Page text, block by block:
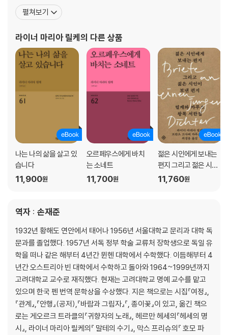
군인이었으나 병으로 퇴역하여 철도회사에 근무하였다. 릴케의 어머
니는 릴케의 이름을 프랑스식으로 르네Rene라 짓고, 여섯 살까지 딸
았다. 열한 살에 육군사관학교에 들어가지
펼쳐보기
라이너 마리아 릴케 의 다른 상품
나는 나의 삶을 살고 있
습니다
11,900원
오르페우스에게 바치
는 소네트
11,700원
젊은 시인에게 보내는
편지 그리고 젊은 시인
이 보낸 편지
11,760원
역자 : 손재준
1932년 황해도 연안에서 태어나 1956년 서울대학교 문리과 대학 독
문과를 졸업했다. 1957년 서독 정부 학술 교류처 장학생으로 독일 유
학을 떠나 같은 해부터 4년간 뮌헨 대학에서 수학했다. 이듬해부터 4
년간 오스트리아 빈 대학에서 수학하고 돌아와 1964~1999년까지
고려대학교 교수로 재직했다. 현재는 고려대학교 명예 교수를 맡고
있으며 한국 펜 번역 문학상을 수상했다. 지은 책으로는 시집『여정』,
『관계』,『안행』(공저),『바람과 그림자』『, 종이꽃』이 있고, 옮긴 책으
로는 게오르크 트라클의『귀향자의 노래』, 헤르만 헤세의『헤세의 명
시』, 라이너 마리아 릴케의『 말테의 수기』, 막스 프리슈의『 호모 파